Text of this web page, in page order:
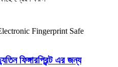
ফিঙ্গারপ্রিন্ট এর জন্য